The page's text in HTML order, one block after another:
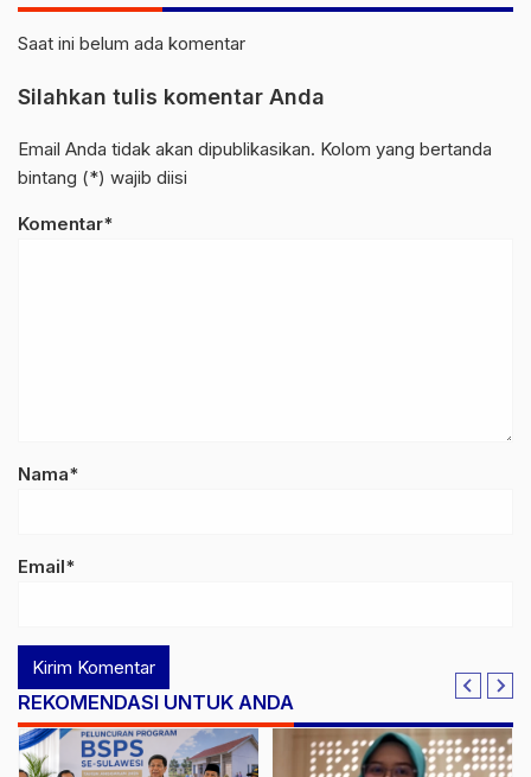
Saat ini belum ada komentar
Silahkan tulis komentar Anda
Email Anda tidak akan dipublikasikan. Kolom yang bertanda
bintang (*) wajib diisi
Komentar*
Nama*
Email*
REKOMENDASI UNTUK ANDA